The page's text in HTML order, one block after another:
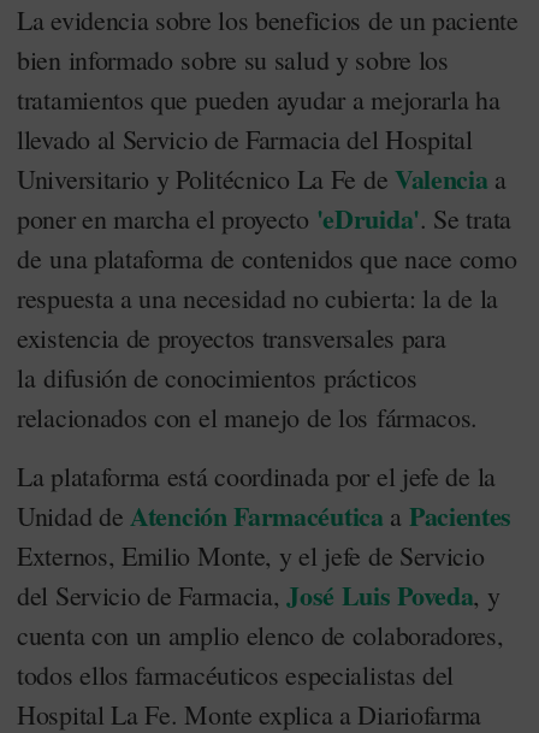
La evidencia sobre los beneficios de un paciente
bien informado sobre su salud y sobre los
tratamientos que pueden ayudar a mejorarla ha
llevado al Servicio de Farmacia del Hospital
Universitario y Politécnico La Fe de Valenciaa
poner en marcha el proyecto 'eDruida'. Se trata
de una plataforma de contenidos que nace como
respuesta a una necesidad no cubierta: la de la
existencia de proyectos transversales para
la difusión de conocimientos prácticos
relacionados con el manejo de los fármacos.
La plataforma está coordinada por el jefe de la
Unidad de Atención Farmacéuticaa Pacientes
Externos, Emilio Monte, y el jefe de Servicio
del Servicio de Farmacia,José Luis Poveda, y
cuenta con un amplio elenco de colaboradores,
todos ellos farmacéuticos especialistas del
Hospital La Fe. Monte explica a Diariofarma